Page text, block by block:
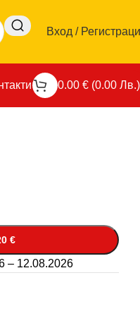
Вход /
0.00 € (0.00 Лв.)
€
– 12.08.2026